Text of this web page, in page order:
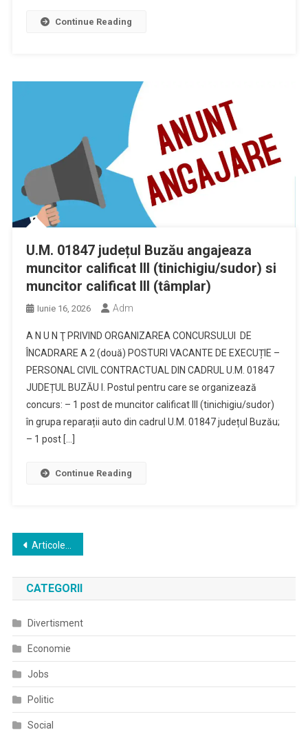
Continue Reading
U.M. 01847 județul Buzău angajeaza
muncitor calificat III (tinichigiu/sudor) si
muncitor calificat III (tâmplar)
Iunie 16, 2026 Adm
A N U N Ţ PRIVIND ORGANIZAREA CONCURSULUI DE
ÎNCADRARE A 2 (două) POSTURI VACANTE DE EXECUȚIE –
PERSONAL CIVIL CONTRACTUAL DIN CADRUL U.M. 01847
JUDEȚUL BUZĂU I. Postul pentru care se organizează
concurs: – 1 post de muncitor calificat III (tinichigiu/sudor)
în grupa reparații auto din cadrul U.M. 01847 județul Buzău;
– 1 post […]
Continue Reading
Navigare
în
articole
Articole mai vechi
CATEGORII
Divertisment
Economie
Jobs
Politic
Social